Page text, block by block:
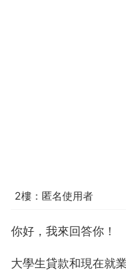
2樓：匿名使用者
你好，我來回答你！
大學生貸款和現在就